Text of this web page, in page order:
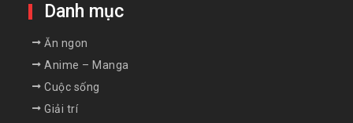
Danh mục
Ăn ngon
Anime – Manga
Cuộc sống
Giải trí